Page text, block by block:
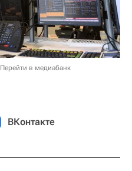
Перейти в медиабанк
ВКонтакте